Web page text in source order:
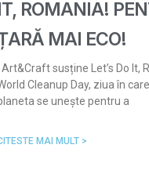
ROMANIA!
MAI ECO!
susține Let’s Do It,
Cleanup Day, ziua în
se unește pentru a
MAI MULT >